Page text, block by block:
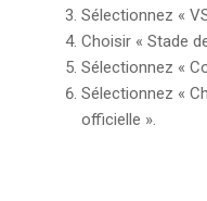
Sélectionnez «
Choisir « Stade
Sélectionnez «
Sélectionnez «
officielle ».